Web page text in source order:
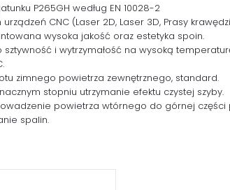
P265GH według EN 10028-2
CNC (Laser 2D, Laser 3D, Prasy
wysoka jakość oraz estetyka spoin.
i wytrzymałość na wysoką
zimnego powietrza zewnętrznego, standard.
stopniu utrzymanie efektu czystej szyby.
powietrza wtórnego do górnej części
spalin.